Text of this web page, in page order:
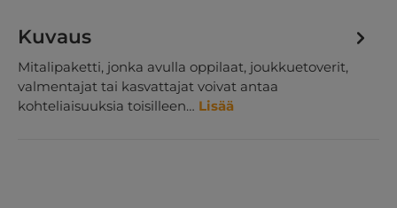
Kuvaus
Mitalipaketti, jonka avulla oppilaat, joukkuetoverit,
valmentajat tai kasvattajat voivat antaa
kohteliaisuuksia toisilleen… Lisää